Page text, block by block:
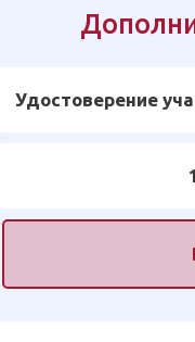
Удостоверение